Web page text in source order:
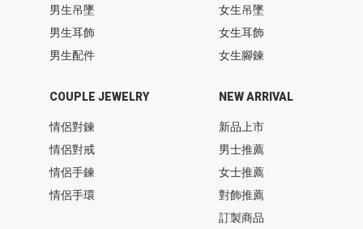
男生吊墜
男生耳飾
男生配件
女生吊墜
女生耳飾
女生腳鍊
COUPLE JEWELRY
情侶對鍊
情侶對戒
情侶手鍊
情侶手環
NEW ARRIVAL
新品上市
男士推薦
女士推薦
對飾推薦
訂製商品